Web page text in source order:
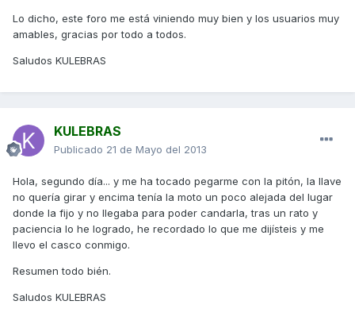
Lo dicho, este foro me está viniendo muy bien y los usuarios muy
amables, gracias por todo a todos.
Saludos KULEBRAS
KULEBRAS
Publicado 21 de Mayo del 2013
Hola, segundo día... y me ha tocado pegarme con la pitón, la llave
no quería girar y encima tenía la moto un poco alejada del lugar
donde la fijo y no llegaba para poder candarla, tras un rato y
paciencia lo he logrado, he recordado lo que me dijísteis y me
llevo el casco conmigo.
Resumen todo bién.
Saludos KULEBRAS